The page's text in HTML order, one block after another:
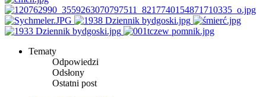
Tematy
Odpowiedzi
Odsłony
Ostatni post